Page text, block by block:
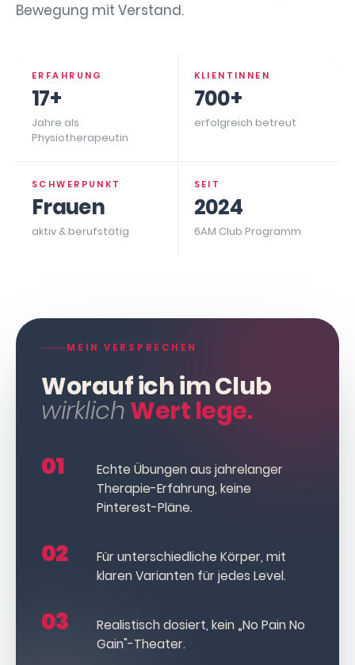
Bewegung mit Verstand.
ERFAHRUNG
17+
Jahre als
Physiotherapeutin
KLIENTINNEN
700+
erfolgreich betreut
SCHWERPUNKT
Frauen
aktiv & berufstätig
SEIT
2024
6AM Club Programm
MEIN VERSPRECHEN
Worauf ich im Club
wirklichWert lege.
01
Echte Übungen aus jahrelanger
Therapie-Erfahrung, keine
Pinterest-Pläne.
02
Für unterschiedliche Körper, mit
klaren Varianten für jedes Level.
03
Realistisch dosiert, kein „No Pain No
Gain"-Theater.